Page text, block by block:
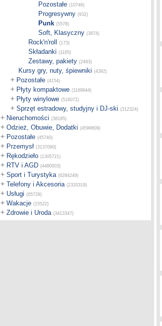
Pozostałe (10746)
Progresywny (932)
Punk (5578)
Soft, Klasyczny (3874)
Rock'n'roll (173)
Składanki (1185)
Zestawy, pakiety (2493)
Kursy gry, nuty, śpiewniki (4392)
+ Pozostałe (4154)
+ Płyty kompaktowe (1169944)
+ Płyty winylowe (516072)
+ Sprzęt estradowy, studyjny i DJ-ski (312324)
+ Nieruchomości (38185)
+ Odzież, Obuwie, Dodatki (4599609)
+ Pozostałe (45740)
+ Przemysł (3137090)
+ Rękodzieło (1305721)
+ RTV i AGD (4480003)
+ Sport i Turystyka (6284249)
+ Telefony i Akcesoria (2320319)
+ Usługi (65729)
+ Wakacje (15522)
+ Zdrowie i Uroda (3413347)